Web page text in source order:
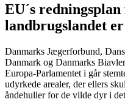
EU´s
landbrugslandet
Danmarks Jægerforbund,
Danmark og Danmarks
Europa-Parlamentet i går
udyrkede arealer, der ellers
åndehuller for de vilde dyr i